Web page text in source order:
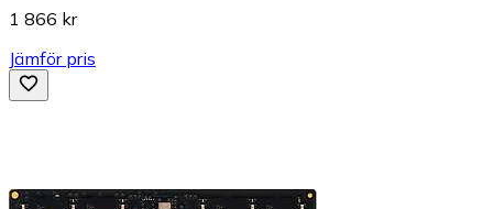
1 866 kr
Jämför pris